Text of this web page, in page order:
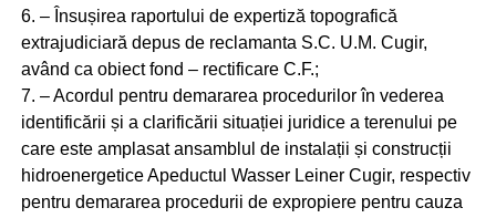
6. – Însușirea raportului de expertiză topografică
extrajudiciară depus de reclamanta S.C. U.M. Cugir,
având ca obiect fond – rectificare C.F.;
7. – Acordul pentru demararea procedurilor în vederea
identificării și a clarificării situației juridice a terenului pe
care este amplasat ansamblul de instalații și construcții
hidroenergetice Apeductul Wasser Leiner Cugir, respectiv
pentru demararea procedurii de expropiere pentru cauza